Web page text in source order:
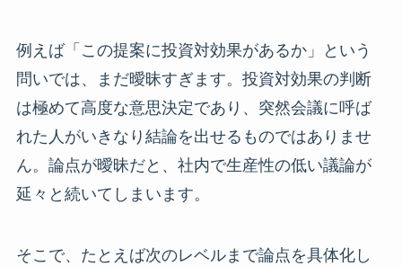
例えば「この提案に投資対効果があるか」という
問いでは、まだ曖昧すぎます。投資対効果の判断
は極めて高度な意思決定であり、突然会議に呼ば
れた人がいきなり結論を出せるものではありませ
ん。論点が曖昧だと、社内で生産性の低い議論が
延々と続いてしまいます。
そこで、たとえば次のレベルまで論点を具体化し